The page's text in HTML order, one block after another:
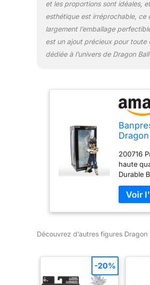
et les proportions sont idéales,
esthétique est irréprochable, ce
largement l’emballage
est un ajout précieux pour toute
dédiée à l’univers de Dragon
Figure
200716
haute
Durable
Découvrez d’autres figures Dragon
-20%